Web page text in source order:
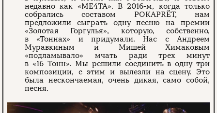
недавно как «МЕ4ТА». В 2016-м, когда только
собрались составом POKAPRËT, нам
предложили сыграть одну песню на премии
«Золотая Горгулья», которую, собственно,
в «Тоннах» и придумали. Нас с Андреем
Муравкиным и Мишей Химаковым
«подламывало» мчать ради трех минут
в «16 Тонн». Мы решили соединить в одну три
композиции, с этим и вылезли на сцену. Это
была нескончаемая, очень дикая, само собой,
песня.